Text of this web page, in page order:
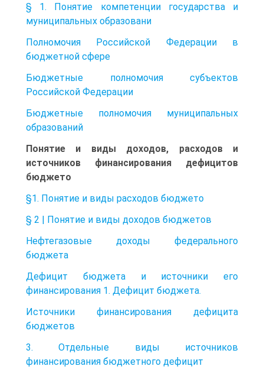
§ 1. Понятие компетенции государства и
муниципальных образовани
Полномочия Российской Федерации в
бюджетной сфере
Бюджетные полномочия субъектов
Российской Федерации
Бюджетные полномочия муниципальных
образований
Понятие и виды доходов, расходов и
источников финансирования дефицитов
бюджето
§1. Понятие и виды расходов бюджето
§ 2 | Понятие и виды доходов бюджетов
Нефтегазовые доходы федерального
бюджета
Дефицит бюджета и источники его
финансирования 1. Дефицит бюджета.
Источники финансирования дефицита
бюджетов
3. Отдельные виды источников
финансирования бюджетного дефицит